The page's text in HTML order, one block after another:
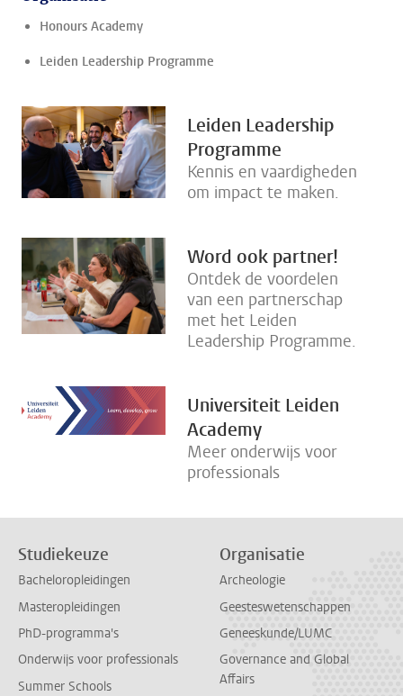
Honours Academy
Leiden Leadership Programme
Leiden Leadership
Programme
Kennis en vaardigheden
om impact te maken.
Word ook partner!
Ontdek de voordelen
van een partnerschap
met het Leiden
Leadership Programme.
Universiteit Leiden
Academy
Meer onderwijs voor
professionals
Studiekeuze
Bacheloropleidingen
Masteropleidingen
PhD-programma's
Onderwijs voor professionals
Summer Schools
Organisatie
Archeologie
Geesteswetenschappen
Geneeskunde/LUMC
Governance and Global
Affairs